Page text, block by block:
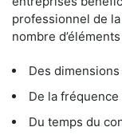
professionnel de
nombre
Des
De la fréquence
Du temps du